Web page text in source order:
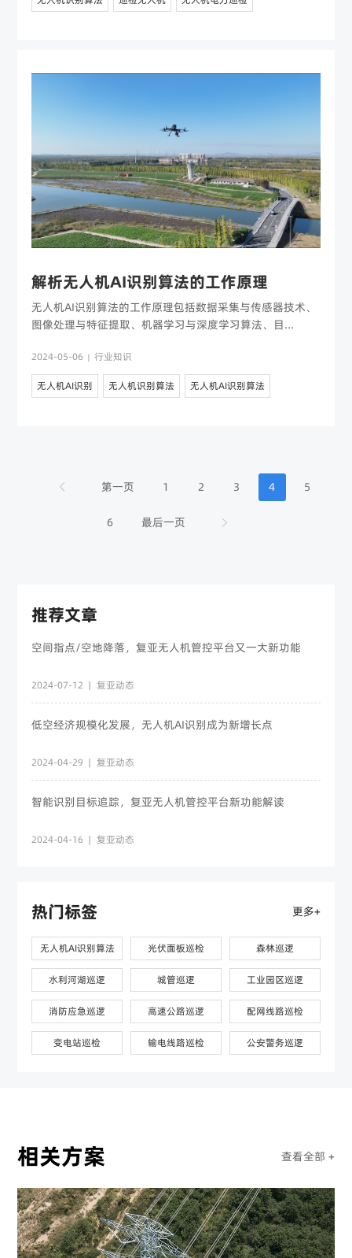
解析无人机AI识别算法的工作原理
无人机AI识别算法的工作原理包括数据采集与传感器技术、
图像处理与特征提取、机器学习与深度学习算法、目...
2024-05-06 | 行业知识
无人机AI识别 无人机识别算法 无人机AI识别算法
第一页 1 2 3 4 5
6 最后一页
推荐文章
空间指点/空地降落，复亚无人机管控平台又一大新功能
2024-07-12 | 复亚动态
低空经济规模化发展，无人机AI识别成为新增长点
2024-04-29 | 复亚动态
智能识别目标追踪，复亚无人机管控平台新功能解读
2024-04-16 | 复亚动态
热门标签 更多+
无人机AI识别算法 光伏面板巡检 森林巡逻
水利河湖巡逻 城管巡逻 工业园区巡逻
消防应急巡逻 高速公路巡逻 配网线路巡检
变电站巡检 输电线路巡检 公安警务巡逻
相关方案 查看全部 +